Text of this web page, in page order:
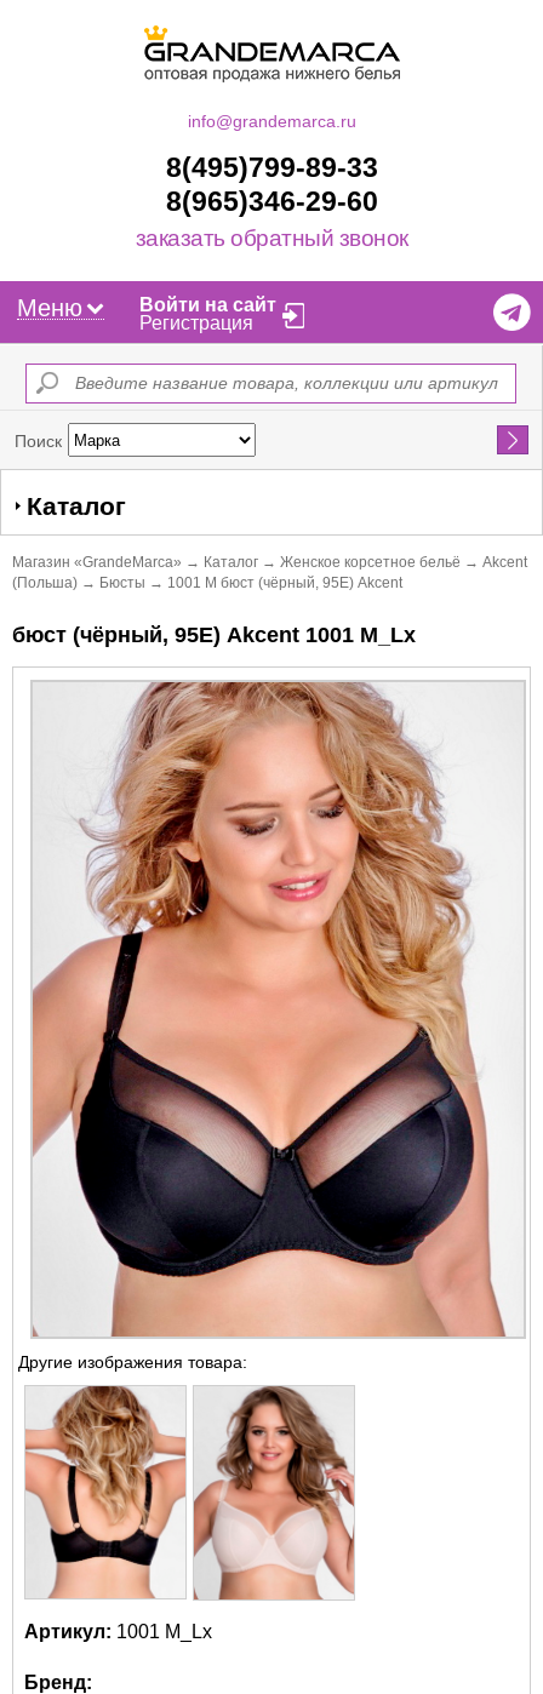
info@grandemarca.ru
8(495)799-89-33
8(965)346-29-60
заказать обратный звонок
Меню
Войти на сайт
Регистрация
Поиск Найти
Каталог
Магазин «GrandeMarca» → Каталог → Женское корсетное бельё → Akcent
(Польша) → Бюсты → 1001 M бюст (чёрный, 95E) Akcent
бюст (чёрный, 95E) Akcent 1001 M_Lx
Другие изображения товара:
Артикул: 1001 M_Lx
Бренд: